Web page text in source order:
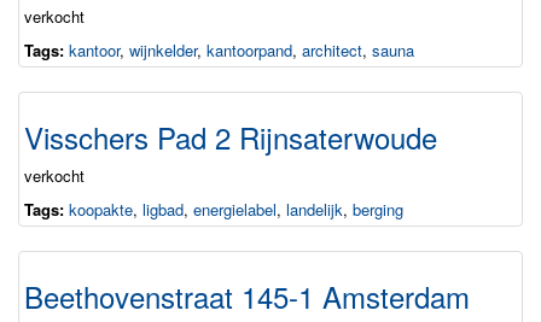
verkocht
Tags: kantoor, wijnkelder, kantoorpand, architect, sauna
Visschers Pad 2 Rijnsaterwoude
verkocht
Tags: koopakte, ligbad, energielabel, landelijk, berging
Beethovenstraat 145-1 Amsterdam